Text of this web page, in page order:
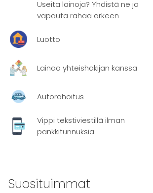
Useita lainoja? Yhdistä ne ja
vapauta rahaa arkeen
Luotto
Lainaa yhteishakijan kanssa
Autorahoitus
Vippi tekstiviestillä ilman
pankkitunnuksia
Suosituimmat